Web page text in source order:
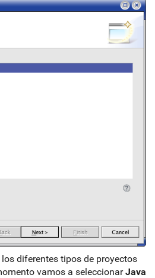
diferentes tipos de proyectos
vamos a seleccionarJava